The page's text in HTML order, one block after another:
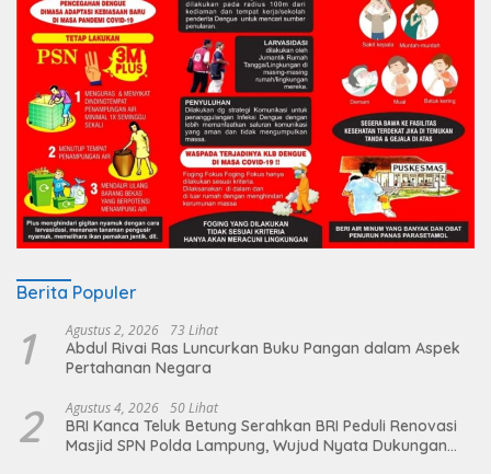
Berita Populer
1 Agustus 2, 2026 73 Lihat
Abdul Rivai Ras Luncurkan Buku Pangan dalam Aspek
Pertahanan Negara
2 Agustus 4, 2026 50 Lihat
BRI Kanca Teluk Betung Serahkan BRI Peduli Renovasi
Masjid SPN Polda Lampung, Wujud Nyata Dukungan